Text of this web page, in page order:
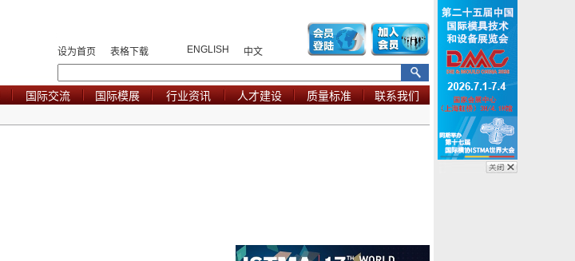
设为首页 表格下载 ENGLISH 中文
国际交流 国际模展 行业资讯 人才建设 质量标准 联系我们